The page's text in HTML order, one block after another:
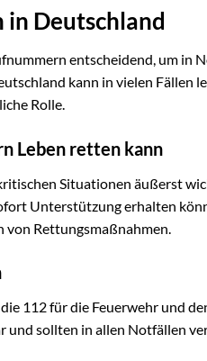
Deutschland
entscheidend, um in
kann in vielen Fällen
Rolle.
Leben retten kann
Situationen äußerst
Unterstützung erhalten
Rettungsmaßnahmen.
112 für die Feuerwehr und
und sollten in allen Notfällen